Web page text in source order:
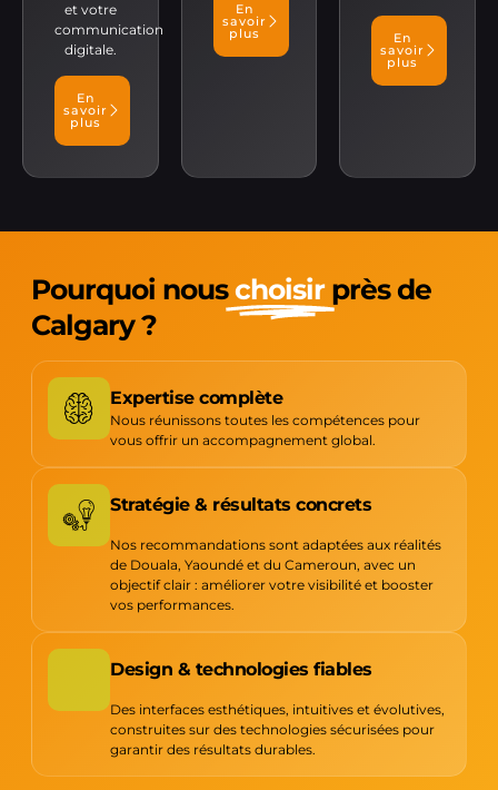
et votre
communication
digitale.
En
savoir
plus
En
savoir
plus En
savoir
plus
Pourquoi nouschoisir près de
Calgary ?
Expertise complète
Nous réunissons toutes les compétences pour
vous offrir un accompagnement global.
Stratégie & résultats concrets
Nos recommandations sont adaptées aux réalités
de Douala, Yaoundé et du Cameroun, avec un
objectif clair : améliorer votre visibilité et booster
vos performances.
Design & technologies fiables
Des interfaces esthétiques, intuitives et évolutives,
construites sur des technologies sécurisées pour
garantir des résultats durables.